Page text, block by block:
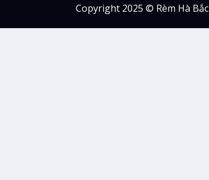
Copyright 2025 © Rèm Hà Bắc